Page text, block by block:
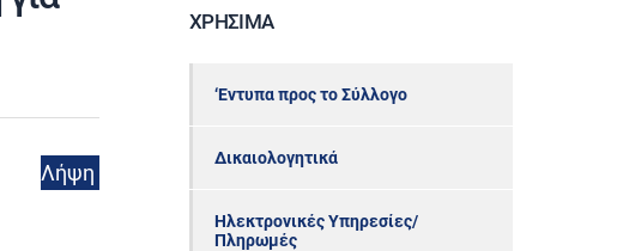
Λήψη
ΧΡΉΣΙΜΑ
‘Εντυπα προς το Σύλλογο
Δικαιολογητικά
Ηλεκτρονικές Υπηρεσίες/
Πληρωμές